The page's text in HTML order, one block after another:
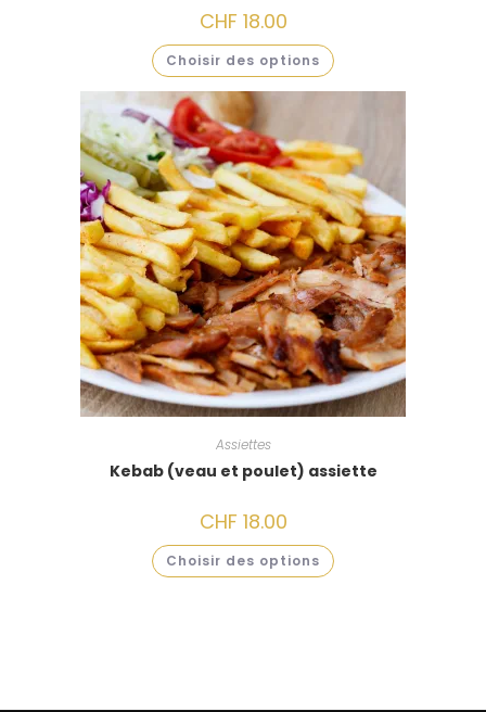
CHF 18.00
Choisir des options
Assiettes
Kebab (veau et poulet) assiette
CHF 18.00
Choisir des options